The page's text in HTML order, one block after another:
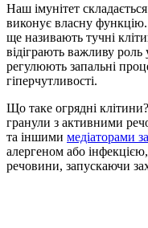
Наш імунітет
виконує власну
ще називають тучні
відіграють важливу роль
регулюють запальні
гіперчутливості.
Що таке огрядні клітини
гранули з активними
та іншими медіаторами
алергеном або інфекцією,
речовини, запускаючи